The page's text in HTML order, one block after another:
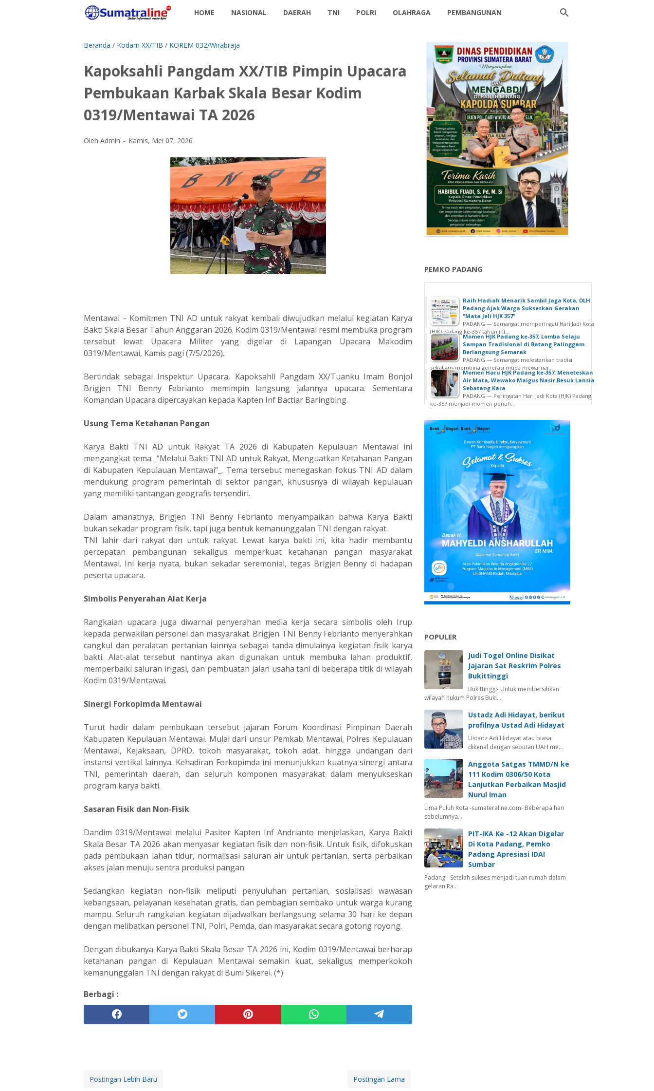
HOME NASIONAL DAERAH TNI POLRI OLAHRAGA PEMBANGUNAN
Beranda / Kodam XX/TIB / KOREM 032/Wirabraja
Kapoksahli Pangdam XX/TIB Pimpin Upacara
Pembukaan Karbak Skala Besar Kodim
0319/Mentawai TA 2026
Oleh Admin Kamis, Mei 07, 2026
Mentawai – Komitmen TNI AD untuk rakyat kembali diwujudkan melalui kegiatan Karya
Bakti Skala Besar Tahun Anggaran 2026. Kodim 0319/Mentawai resmi membuka program
tersebut lewat Upacara Militer yang digelar di Lapangan Upacara Makodim
0319/Mentawai, Kamis pagi (7/5/2026).
Bertindak sebagai Inspektur Upacara, Kapoksahli Pangdam XX/Tuanku Imam Bonjol
Brigjen TNI Benny Febrianto memimpin langsung jalannya upacara. Sementara
Komandan Upacara dipercayakan kepada Kapten Inf Bactiar Baringbing.
Usung Tema Ketahanan Pangan
Karya Bakti TNI AD untuk Rakyat TA 2026 di Kabupaten Kepulauan Mentawai ini
mengangkat tema _“Melalui Bakti TNI AD untuk Rakyat, Menguatkan Ketahanan Pangan
di Kabupaten Kepulauan Mentawai”_. Tema tersebut menegaskan fokus TNI AD dalam
mendukung program pemerintah di sektor pangan, khususnya di wilayah kepulauan
yang memiliki tantangan geografis tersendiri.
Dalam amanatnya, Brigjen TNI Benny Febrianto menyampaikan bahwa Karya Bakti
bukan sekadar program fisik, tapi juga bentuk kemanunggalan TNI dengan rakyat.
TNI lahir dari rakyat dan untuk rakyat. Lewat karya bakti ini, kita hadir membantu
percepatan pembangunan sekaligus memperkuat ketahanan pangan masyarakat
Mentawai. Ini kerja nyata, bukan sekadar seremonial, tegas Brigjen Benny di hadapan
peserta upacara.
Simbolis Penyerahan Alat Kerja
Rangkaian upacara juga diwarnai penyerahan media kerja secara simbolis oleh Irup
kepada perwakilan personel dan masyarakat. Brigjen TNI Benny Febrianto menyerahkan
cangkul dan peralatan pertanian lainnya sebagai tanda dimulainya kegiatan fisik karya
bakti. Alat-alat tersebut nantinya akan digunakan untuk membuka lahan produktif,
memperbaiki saluran irigasi, dan pembuatan jalan usaha tani di beberapa titik di wilayah
Kodim 0319/Mentawai.
Sinergi Forkopimda Mentawai
Turut hadir dalam pembukaan tersebut jajaran Forum Koordinasi Pimpinan Daerah
Kabupaten Kepulauan Mentawai. Mulai dari unsur Pemkab Mentawai, Polres Kepulauan
Mentawai, Kejaksaan, DPRD, tokoh masyarakat, tokoh adat, hingga undangan dari
instansi vertikal lainnya. Kehadiran Forkopimda ini menunjukkan kuatnya sinergi antara
TNI, pemerintah daerah, dan seluruh komponen masyarakat dalam menyukseskan
program karya bakti.
Sasaran Fisik dan Non-Fisik
Dandim 0319/Mentawai melalui Pasiter Kapten Inf Andrianto menjelaskan, Karya Bakti
Skala Besar TA 2026 akan menyasar kegiatan fisik dan non-fisik. Untuk fisik, difokuskan
pada pembukaan lahan tidur, normalisasi saluran air untuk pertanian, serta perbaikan
akses jalan menuju sentra produksi pangan.
Sedangkan kegiatan non-fisik meliputi penyuluhan pertanian, sosialisasi wawasan
kebangsaan, pelayanan kesehatan gratis, dan pembagian sembako untuk warga kurang
mampu. Seluruh rangkaian kegiatan dijadwalkan berlangsung selama 30 hari ke depan
dengan melibatkan personel TNI, Polri, Pemda, dan masyarakat secara gotong royong.
Dengan dibukanya Karya Bakti Skala Besar TA 2026 ini, Kodim 0319/Mentawai berharap
ketahanan pangan di Kepulauan Mentawai semakin kuat, sekaligus memperkokoh
kemanunggalan TNI dengan rakyat di Bumi Sikerei. (*)
Berbagi :
Postingan Lebih Baru Postingan Lama
PEMKO PADANG
Raih Hadiah Menarik Sambil Jaga Kota, DLH
Padang Ajak Warga Sukseskan Gerakan
"Mata Jeli HJK 357"
PADANG — Semangat memperingati Hari Jadi Kota
(HJK) Padang ke-357 tahun ini...
Momen HJK Padang ke-357, Lomba Selaju
Sampan Tradisional di Batang Palinggam
Berlangsung Semarak
PADANG — Semangat melestarikan tradisi
sekaligus membina generasi muda mewarnai...
Momen Haru HJK Padang ke-357: Meneteskan
Air Mata, Wawako Maigus Nasir Besuk Lansia
Sebatang Kara
PADANG — Peringatan Hari Jadi Kota (HJK) Padang
ke-357 menjadi momen penuh...
POPULER
Judi Togel Online Disikat
Jajaran Sat Reskrim Polres
Bukittinggi
Bukittinggi- Untuk membersihkan
wilayah hukum Polres Buki…
Ustadz Adi Hidayat, berikut
profilnya Ustad Adi Hidayat
Ustadz Adi Hidayat atau biasa
dikenal dengan sebutan UAH me…
Anggota Satgas TMMD/N ke
111 Kodim 0306/50 Kota
Lanjutkan Perbaikan Masjid
Nurul Iman
Lima Puluh Kota -sumateraline.com- Beberapa hari
sebelumnya…
PIT-IKA Ke -12 Akan Digelar
Di Kota Padang, Pemko
Padang Apresiasi IDAI
Sumbar
Padang - Setelah sukses menjadi tuan rumah dalam
gelaran Ra…